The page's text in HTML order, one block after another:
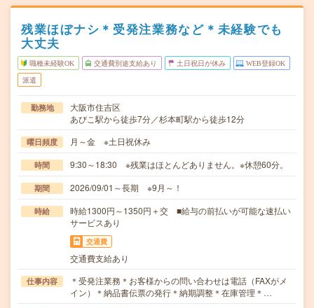
残業ほぼナシ＊受発注業務など＊未経験でも
大丈夫
職種未経験OK 交通費別途支給あり 土日祝日が休み WEB登録OK
派遣
勤務地
大阪市住吉区
あびこ駅から徒歩7分／杉本町駅から徒歩12分
曜日頻度 月～金 ※土日祝休み
時間 9:30～18:30 ※残業はほとんどありません。※休憩60分。
期間 2026/09/01～長期 ※9月～！
時給
時給1300円～1350円＋交 ■給与の前払いが可能な速払い
サービスあり
交通費
交通費支給あり
仕事内容
＊受発注業務＊お客様からの問い合わせは電話（FAXがメ
イン）＊納品書伝票の発行＊納期調整＊在庫管理＊…